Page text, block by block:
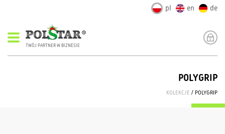
pl en de
TWÓJ PARTNER W BIZNESIE
POLYGRIP
KOLEKCJE / POLYGRIP